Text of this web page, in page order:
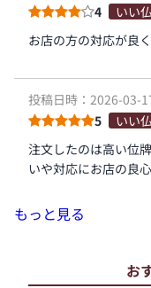
4
いい
お店の方の対応が良
投稿日時：2026-03-
5
いい
注文したのは高い位
いや対応にお店の良
もっと見る
お